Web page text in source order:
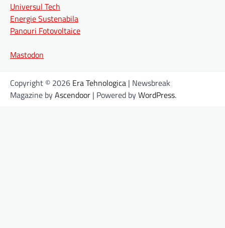
Universul Tech
Energie Sustenabila
Panouri Fotovoltaice
Mastodon
Copyright © 2026 Era Tehnologica | Newsbreak
Magazine byAscendoor | Powered byWordPress.